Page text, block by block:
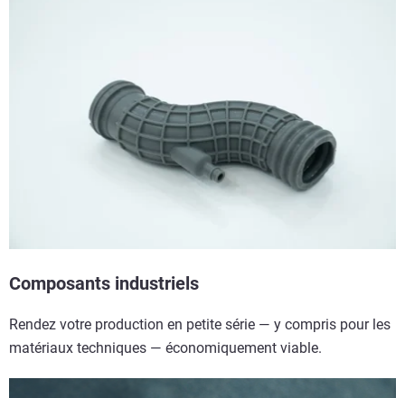
Composants industriels
Rendez votre production en petite série — y compris pour les
matériaux techniques — économiquement viable.